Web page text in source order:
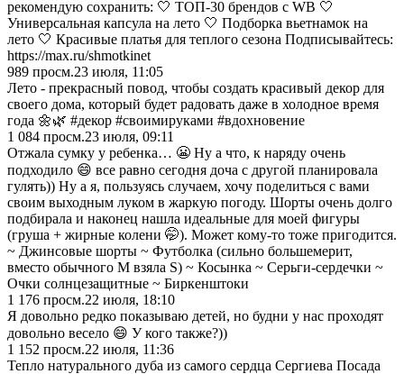
рекомендую сохранить: 🤍 ТОП-30 брендов с WB 🤍
Универсальная капсула на лето 🤍 Подборка вьетнамок на
лето 🤍 Красивые платья для теплого сезона Подписывайтесь:
https://max.ru/shmotkinet
989 просм.23 июля, 11:05
Лето - прекрасный повод, чтобы создать красивый декор для
своего дома, который будет радовать даже в холодное время
года 🌼🌿 #декор #своимируками #вдохновение
1 084 просм.23 июля, 09:11
Отжала сумку у ребенка… 😬 Ну а что, к наряду очень
подходило 😄 все равно сегодня доча с другой планировала
гулять)) Ну а я, пользуясь случаем, хочу поделиться с вами
своим выходным луком в жаркую погоду. Шорты очень долго
подбирала и наконец нашла идеальные для моей фигуры
(груша + жирные колени 🤭). Может кому-то тоже пригодится.
~ Джинсовые шорты ~ Футболка (сильно большемерит,
вместо обычного М взяла S) ~ Косынка ~ Серьги-сердечки ~
Очки солнцезащитные ~ Биркенштоки
1 176 просм.22 июля, 18:10
Я довольно редко показываю детей, но будни у нас проходят
довольно весело 😄 У кого также?))
1 152 просм.22 июля, 11:36
Тепло натурального дуба из самого сердца Сергиева Посада